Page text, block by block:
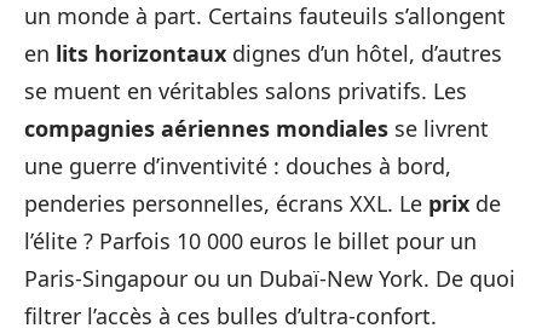
un monde à part. Certains fauteuils s’allongent
en lits horizontaux dignes d’un hôtel, d’autres
se muent en véritables salons privatifs. Les
compagnies aériennes mondiales se livrent
une guerre d’inventivité : douches à bord,
penderies personnelles, écrans XXL. Le prix de
l’élite ? Parfois 10 000 euros le billet pour un
Paris-Singapour ou un Dubaï-New York. De quoi
filtrer l’accès à ces bulles d’ultra-confort.